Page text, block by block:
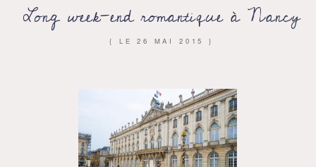
Long week-end romantique à Nancy
{ LE26 MAI 2015 }